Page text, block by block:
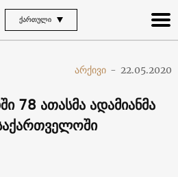
ᲥᲐᲠᲗᲣᲚᲘ
არქივი - 22.05.2020
78 ათასმა ადამიანმა